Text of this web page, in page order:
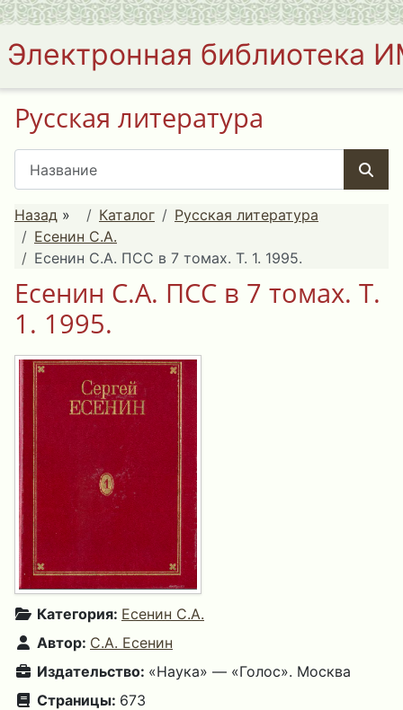
Электронная библиотека
Русская литература
Назад » Каталог
Русская литература
Есенин С.А.
Есенин С.А. ПСС в 7 томах. Т. 1. 1995.
Есенин С.А. ПСС в 7 томах. Т.
1. 1995.
Категория: Есенин С.А.
Автор: С.А. Есенин
Издательство: «Наука» — «Голос». Москва
Страницы: 673